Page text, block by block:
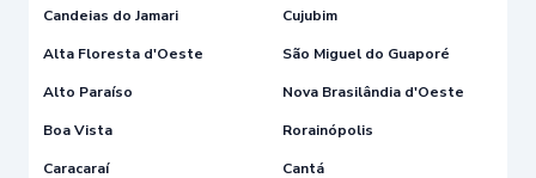
Candeias do Jamari
Cujubim
Alta Floresta d'Oeste
São Miguel do Guaporé
Alto Paraíso
Nova Brasilândia d'Oeste
Boa Vista
Rorainópolis
Caracaraí
Cantá